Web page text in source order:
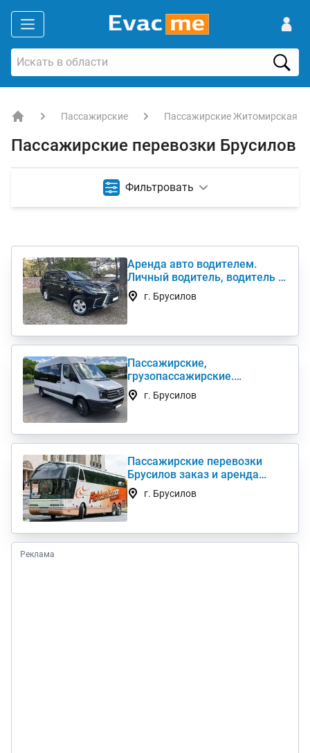
Пассажирские Пассажирские Житомирская
Пассажирские перевозки Брусилов
Фильтровать
Аренда авто водителем.
Личный водитель, водитель с
авто в семью
г. Брусилов
Пассажирские,
грузопассажирские.
Развозка. Трансфер. Аренда
автобуса
г. Брусилов
Пассажирские перевозки
Брусилов заказ и аренда
автобуса 50, 55, 62, 89 мест
г. Брусилов
Реклама